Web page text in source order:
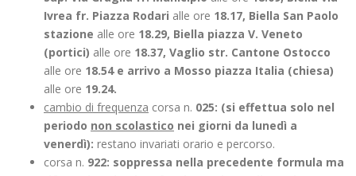
Ivrea fr. Piazza Rodari alle ore 18.17, Biella San Paolo
stazione alle ore 18.29, Biella piazza V. Veneto
(portici) alle ore 18.37, Vaglio str. Cantone Ostocco
alle ore 18.54 e arrivo a Mosso piazza Italia (chiesa)
alle ore 19.24.
cambio di frequenza corsa n. 025: (si effettua solo nel
periodo non scolastico nei giorni da lunedì a
venerdì): restano invariati orario e percorso.
corsa n. 922: soppressa nella precedente formula ma